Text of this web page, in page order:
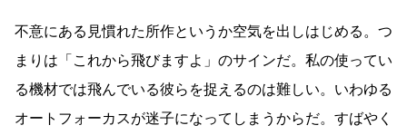
不意にある見慣れた所作というか空気を出しはじめる。つ
まりは「これから飛びますよ」のサインだ。私の使ってい
る機材では飛んでいる彼らを捉えるのは難しい。いわゆる
オートフォーカスが迷子になってしまうからだ。すばやく